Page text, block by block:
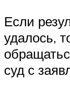
Если
удалось,
суд с